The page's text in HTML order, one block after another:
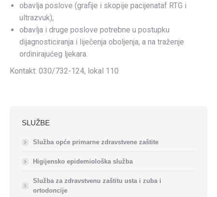
obavlja poslove (grafije i skopije pacijenataf RTG i
ultrazvuk),
obavlja i druge poslove potrebne u postupku
dijagnosticiranja i liječenja oboljenja, a na traženje
ordinirajućeg ljekara.
Kontakt: 030/732-124, lokal 110
SLUŽBE
Služba opće primarne zdravstvene zaštite
Higijensko epidemiološka služba
Služba za zdravstvenu zaštitu usta i zuba i
ortodoncije